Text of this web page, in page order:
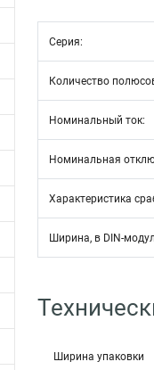
Серия:
Количество
Номинальный ток:
Номинальная
Характеристика
Ширина, в DIN-
Ширина упаковки